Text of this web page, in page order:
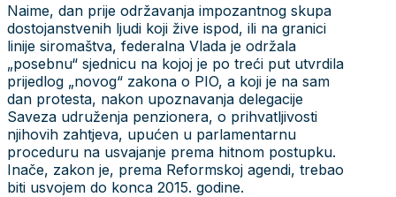
Naime, dan prije održavanja impozantnog skupa
dostojanstvenih ljudi koji žive ispod, ili na granici
linije siromaštva, federalna Vlada je održala
„posebnu“ sjednicu na kojoj je po treći put utvrdila
prijedlog „novog“ zakona o PIO, a koji je na sam
dan protesta, nakon upoznavanja delegacije
Saveza udruženja penzionera, o prihvatljivosti
njihovih zahtjeva, upućen u parlamentarnu
proceduru na usvajanje prema hitnom postupku.
Inače, zakon je, prema Reformskoj agendi, trebao
biti usvojem do konca 2015. godine.